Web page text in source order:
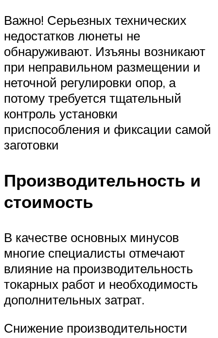
Важно! Серьезных технических
недостатков люнеты не
обнаруживают. Изъяны возникают
при неправильном размещении и
неточной регулировки опор, а
потому требуется тщательный
контроль установки
приспособления и фиксации самой
заготовки
Производительность и
стоимость
В качестве основных минусов
многие специалисты отмечают
влияние на производительность
токарных работ и необходимость
дополнительных затрат.
Снижение производительности